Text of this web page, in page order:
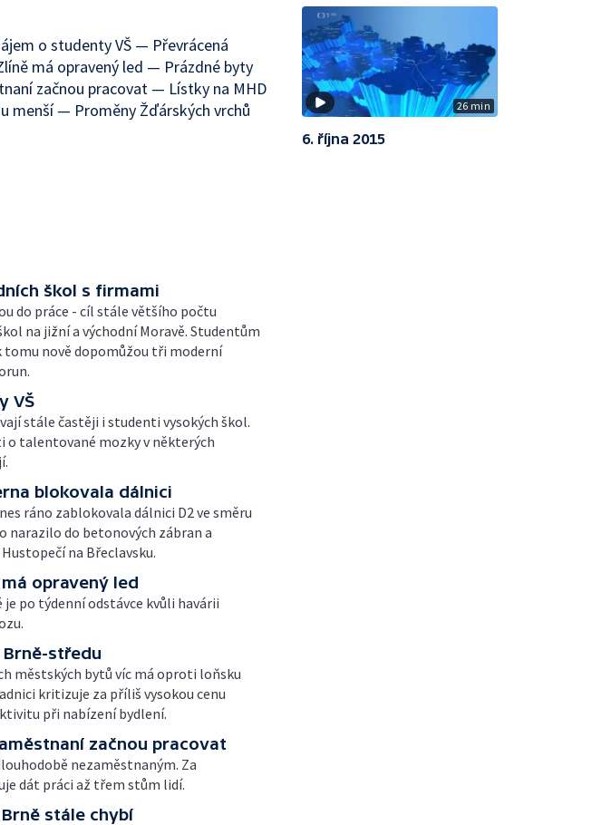
o studenty VŠ — Převrácená
má opravený led — Prázdné byty
začnou pracovat — Lístky na MHD
menší — Proměny Žďárských vrchů
škol s firmami
do práce - cíl stále většího počtu
na jižní a východní Moravě. Studentům
tomu nově dopomůžou tři moderní
VŠ
stále častěji i studenti vysokých škol.
o talentované mozky v některých
blokovala dálnici
ráno zablokovala dálnici D2 ve směru
narazilo do betonových zábran a
na Břeclavsku.
opravený led
po týdenní odstávce kvůli havárii
středu
městských bytů víc má oproti loňsku
kritizuje za příliš vysokou cenu
při nabízení bydlení.
začnou pracovat
nezaměstnaným. Za
dát práci až třem stům lidí.
stále chybí
26 min
6. října 2015